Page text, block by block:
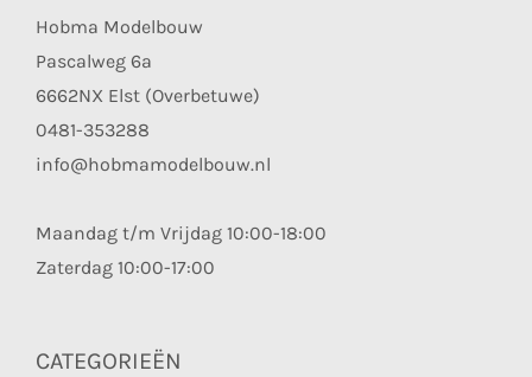
Hobma Modelbouw
Pascalweg 6a
6662NX Elst (Overbetuwe)
0481-353288
info@hobmamodelbouw.nl
Maandag t/m Vrijdag 10:00-18:00
Zaterdag 10:00-17:00
CATEGORIEËN